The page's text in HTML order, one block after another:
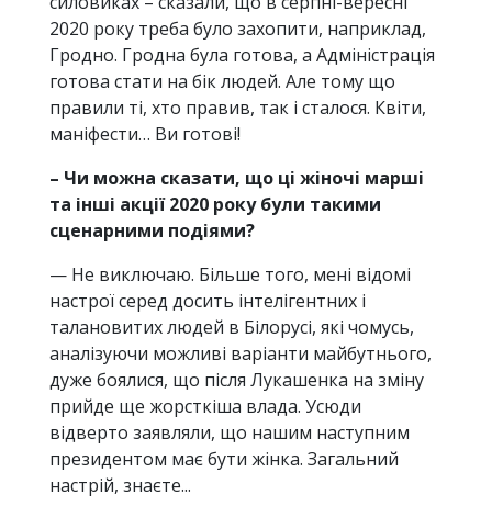
2020 року треба було захопити, наприклад,
Гродно. Гродна була готова, а Адміністрація
готова стати на бік людей. Але тому що
правили ті, хто правив, так і сталося. Квіти,
маніфести… Ви готові!
– Чи можна сказати, що ці жіночі марші
та інші акції 2020 року були такими
сценарними подіями?
— Не виключаю. Більше того, мені відомі
настрої серед досить інтелігентних і
талановитих людей в Білорусі, які чомусь,
аналізуючи можливі варіанти майбутнього,
дуже боялися, що після Лукашенка на зміну
прийде ще жорсткіша влада. Усюди
відверто заявляли, що нашим наступним
президентом має бути жінка. Загальний
настрій, знаєте...